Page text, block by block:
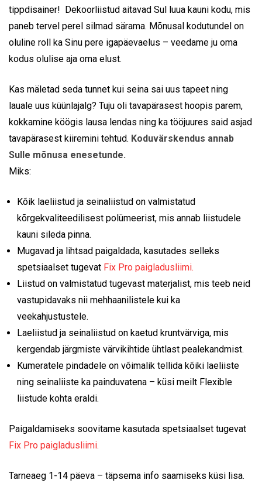
tippdisainer! Dekoorliistud aitavad Sul luua kauni kodu, mis
paneb tervel perel silmad särama. Mõnusal kodutundel on
oluline roll ka Sinu pere igapäevaelus – veedame ju oma
kodus olulise aja oma elust.
Kas mäletad seda tunnet kui seina sai uus tapeet ning
lauale uus küünlajalg? Tuju oli tavapärasest hoopis parem,
kokkamine köögis lausa lendas ning ka tööjuures said asjad
tavapärasest kiiremini tehtud. Koduvärskendus annab
Sulle mõnusa enesetunde.
Miks:
Kõik laeliistud ja seinaliistud on valmistatud
kõrgekvaliteedilisest polümeerist, mis annab liistudele
kauni sileda pinna.
Mugavad ja lihtsad paigaldada, kasutades selleks
spetsiaalset tugevat Fix Pro paigladusliimi.
Liistud on valmistatud tugevast materjalist, mis teeb neid
vastupidavaks nii mehhaanilistele kui ka
veekahjustustele.
Laeliistud ja seinaliistud on kaetud kruntvärviga, mis
kergendab järgmiste värvikihtide ühtlast pealekandmist.
Kumeratele pindadele on võimalik tellida kõiki laeliiste
ning seinaliiste ka painduvatena – küsi meilt Flexible
liistude kohta eraldi.
Paigaldamiseks soovitame kasutada spetsiaalset tugevat
Fix Pro paigladusliimi.
Tarneaeg 1-14 päeva – täpsema info saamiseks küsi lisa.